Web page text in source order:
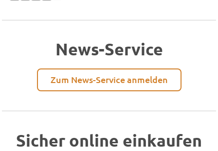
News-Service
Zum News-Service anmelden
Sicher online einkaufen